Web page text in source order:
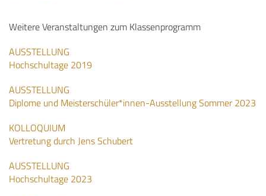
Weitere Veranstaltungen zum Klassenprogramm
AUSSTELLUNG
Hochschultage 2019
AUSSTELLUNG
Diplome und Meisterschüler*innen-Ausstellung Sommer 2023
KOLLOQUIUM
Vertretung durch Jens Schubert
AUSSTELLUNG
Hochschultage 2023